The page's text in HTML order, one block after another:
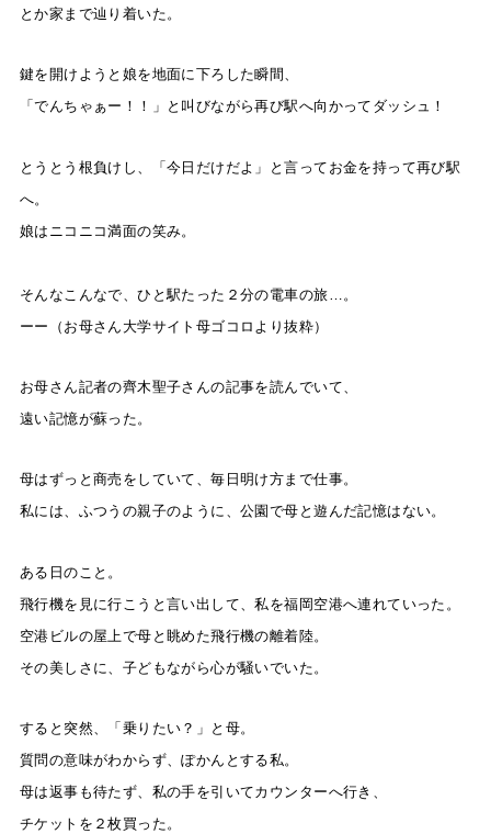
とか家まで辿り 着いた。
鍵を開けようと娘を地面に下ろした瞬間、
「でんちゃぁー！！」と叫びながら再び駅へ向かってダッシュ！
とうとう根負けし、「今日だけだよ」と言ってお金を持って再び駅
へ。
娘はニコニコ満面の笑み。
そんなこんなで、ひと駅たった２分の電車の旅…。
ーー（お母さん大学サイト母ゴコロより抜粋）
お母さん記者の齊木聖子さんの記事を読んでいて、
遠い記憶が蘇った。
母はずっと商売をしていて、毎日明け方まで仕事。
私には、ふつうの親子のように、公園で母と遊んだ記憶はない。
ある日のこと。
飛行機を見に行こうと言い出して、私を福岡空港へ連れていった。
空港ビルの屋上で母と眺めた飛行機の離着陸。
その美しさに、子どもながら心が騒いでいた。
すると突然、「乗りたい？」と母。
質問の意味がわからず、ぽかんとする私。
母は返事も待たず、私の手を引いてカウンターへ行き、
チケットを２枚買った。